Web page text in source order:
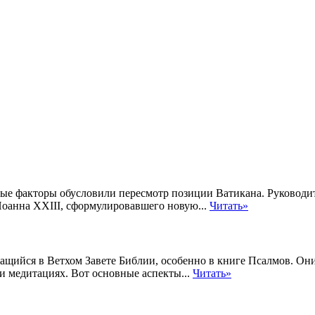
факторы обусловили пересмотр позиции Ватикана.
XXIII, сформулировавшего новую... Читать»
в Ветхом Завете Библии, особенно в книге Псалмов.
медитациях. Вот основные аспекты... Читать»